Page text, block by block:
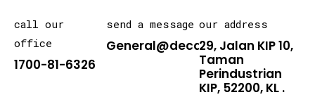
call our
office
1700-81-6326
send a message
General@decarton.asia
our address
29, Jalan KIP 10,
Taman
Perindustrian
KIP, 52200, KL .